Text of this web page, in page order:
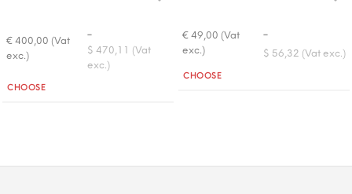
€ 400,00 (Vat
exc.)
-
$ 470,11 (Vat
exc.)
Quantità
CHOOSE
€ 49,00 (Vat
exc.)
-
$ 56,32 (Vat exc.)
Quantità
CHOOSE